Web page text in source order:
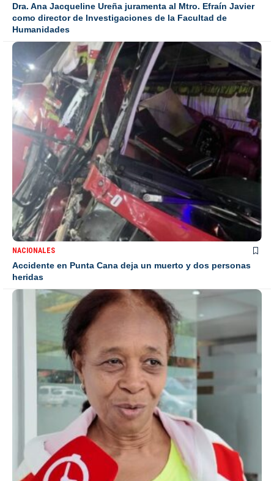
Dra. Ana Jacqueline Ureña juramenta al Mtro. Efraín Javier
como director de Investigaciones de la Facultad de
Humanidades
NACIONALES
Accidente en Punta Cana deja un muerto y dos personas
heridas